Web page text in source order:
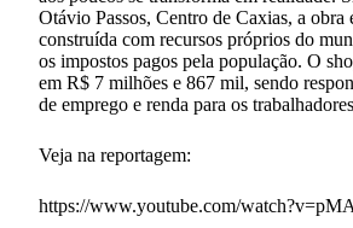
Otávio Passos, Centro de Caxias, a obra
construída com recursos próprios do
os impostos pagos pela população. O
em R$ 7 milhões e 867 mil, sendo
de emprego e renda para os
Veja na reportagem:
https://www.youtube.com/